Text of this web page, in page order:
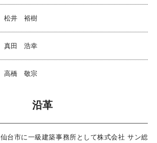
松井 裕樹
真田 浩幸
高橋 敬宗
沿革
仙台市に一級建築事務所として株式会社 サン総